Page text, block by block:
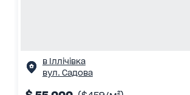
в Іллічівка
вул. Садова